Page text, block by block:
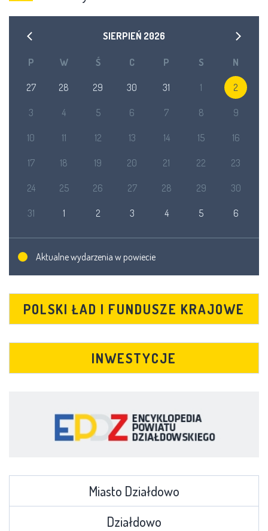
SIERPIEŃ 2026
P W Ś C P S N
27 28 29 30 31 1 2
3 4 5 6 7 8 9
10 11 12 13 14 15 16
17 18 19 20 21 22 23
24 25 26 27 28 29 30
31 1 2 3 4 5 6
Aktualne wydarzenia w powiecie
POLSKI ŁAD I FUNDUSZE KRAJOWE
INWESTYCJE
Miasto Działdowo
Działdowo